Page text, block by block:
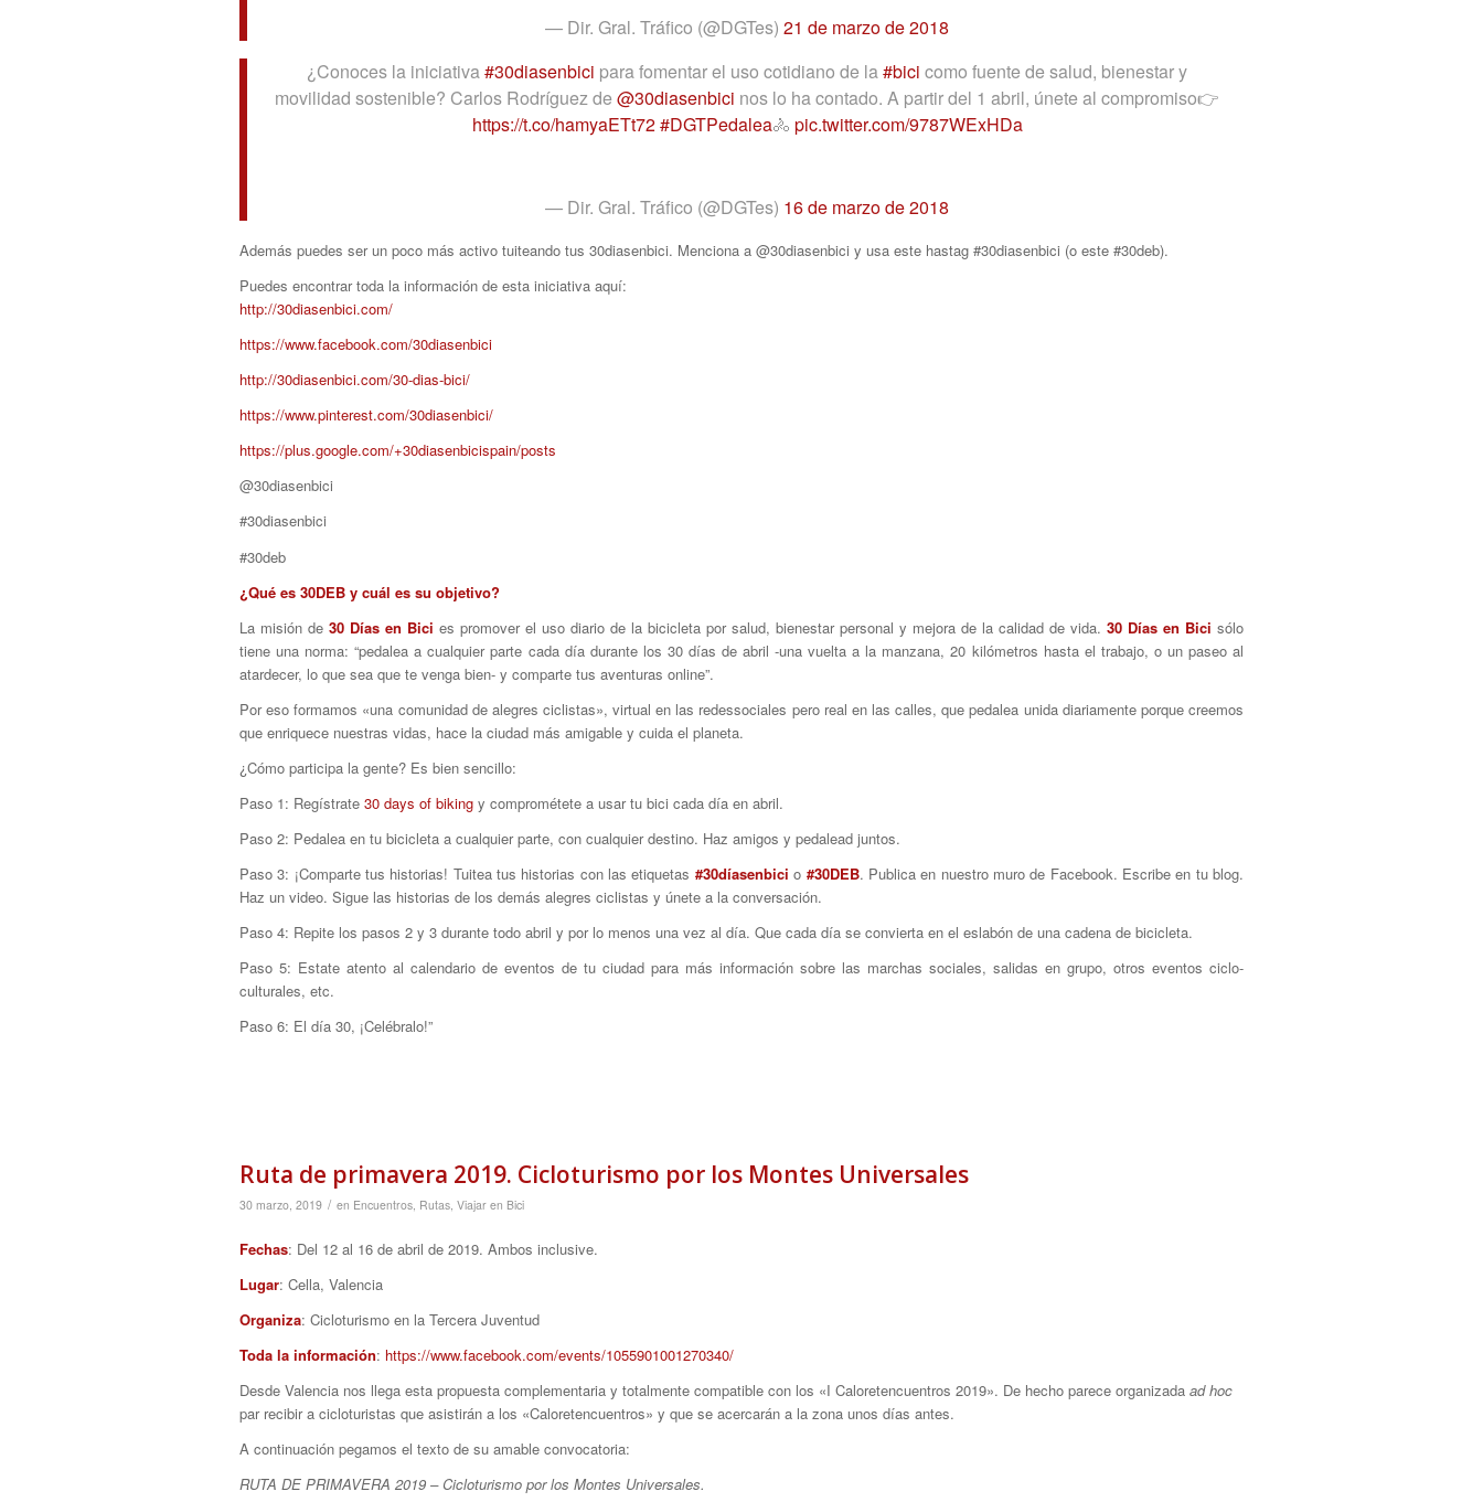
— Dir. Gral. Tráfico (@DGTes)21 de marzo de 2018
¿Conoces la iniciativa#30diasenbici para fomentar el uso cotidiano de la#bici como fuente de salud, bienestar y
movilidad sostenible? Carlos Rodríguez de@30diasenbici nos lo ha contado. A partir del 1 abril, únete al compromiso👉
https://t.co/hamyaETt72#DGTPedalea🚴‍ pic.twitter.com/9787WExHDa
— Dir. Gral. Tráfico (@DGTes) 16 de marzo de 2018
Además puedes ser un poco más activo tuiteando tus 30diasenbici. Menciona a @30diasenbici y usa este hastag #30diasenbici (o este #30deb).
Puedes encontrar toda la información de esta iniciativa aquí:
http://30diasenbici.com/
https://www.facebook.com/30diasenbici
http://30diasenbici.com/30-dias-bici/
https://www.pinterest.com/30diasenbici/
https://plus.google.com/+30diasenbicispain/posts
@30diasenbici
#30diasenbici
#30deb
¿Qué es 30DEB y cuál es su objetivo?
La misión de 30 Días en Bici es promover el uso diario de la bicicleta por salud, bienestar personal y mejora de la calidad de vida. 30 Días en Bici sólo
tiene una norma: “pedalea a cualquier parte cada día durante los 30 días de abril -una vuelta a la manzana, 20 kilómetros hasta el trabajo, o un paseo al
atardecer, lo que sea que te venga bien- y comparte tus aventuras online”.
Por eso formamos «una comunidad de alegres ciclistas», virtual en las redessociales pero real en las calles, que pedalea unida diariamente porque creemos
que enriquece nuestras vidas, hace la ciudad más amigable y cuida el planeta.
¿Cómo participa la gente? Es bien sencillo:
Paso 1: Regístrate 30 days of biking y comprométete a usar tu bici cada día en abril.
Paso 2: Pedalea en tu bicicleta a cualquier parte, con cualquier destino. Haz amigos y pedalead juntos.
Paso 3: ¡Comparte tus historias! Tuitea tus historias con las etiquetas #30díasenbici o #30DEB. Publica en nuestro muro de Facebook. Escribe en tu blog.
Haz un video. Sigue las historias de los demás alegres ciclistas y únete a la conversación.
Paso 4: Repite los pasos 2 y 3 durante todo abril y por lo menos una vez al día. Que cada día se convierta en el eslabón de una cadena de bicicleta.
Paso 5: Estate atento al calendario de eventos de tu ciudad para más información sobre las marchas sociales, salidas en grupo, otros eventos ciclo-
culturales, etc.
Paso 6: El día 30, ¡Celébralo!”
Ruta de primavera 2019. Cicloturismo por los Montes Universales
30 marzo, 2019 / en Encuentros, Rutas, Viajar en Bici
Fechas: Del 12 al 16 de abril de 2019. Ambos inclusive.
Lugar: Cella, Valencia
Organiza: Cicloturismo en la Tercera Juventud
Toda la información: https://www.facebook.com/events/1055901001270340/
Desde Valencia nos llega esta propuesta complementaria y totalmente compatible con los «I Caloretencuentros 2019». De hecho parece organizada ad hoc
par recibir a cicloturistas que asistirán a los «Caloretencuentros» y que se acercarán a la zona unos días antes.
A continuación pegamos el texto de su amable convocatoria:
RUTA DE PRIMAVERA 2019 – Cicloturismo por los Montes Universales.